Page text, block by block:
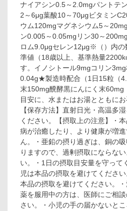
ナイアシン0.5～2.0mgパントテ
2～6μg葉酸10～70μgビタミン
ウム120mgマグネシウム5～
ン0.005～0.05mgリン30～
ロム9.0μgセレン12μg※（）内の
準値（18歳以上、基準熱量
す。イノシトール9mgコリン
0.04g★製造時配合（1日15粒（
末150mg醗酵黒にんにく末60mg
目安に、水またはお湯とともにお
【保存方法】直射日光・高温多
ください。【摂取上の注意】・
病が治癒したり、より健康が増
ん。・亜鉛の摂り過ぎは、銅の
りますので、過剰摂取にならな
い。・1日の摂取目安量を守って
児は本品の摂取を避けてくださ
本品の摂取を避けてください。
薬を服用中の方は、医師にご相
さい。・小児の手の届かないと